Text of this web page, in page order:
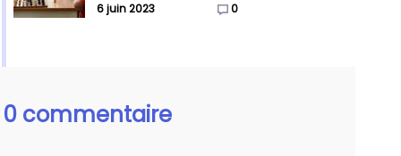
6 juin 2023 0
0 commentaire